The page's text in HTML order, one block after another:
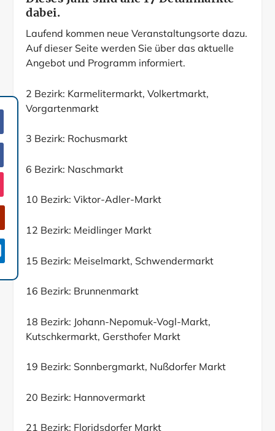
dabei.
Laufend kommen neue Veranstaltungsorte dazu.
Auf dieser Seite werden Sie über das aktuelle
Angebot und Programm informiert.
2 Bezirk: Karmelitermarkt, Volkertmarkt,
Vorgartenmarkt
3 Bezirk: Rochusmarkt
6 Bezirk: Naschmarkt
10 Bezirk: Viktor-Adler-Markt
12 Bezirk: Meidlinger Markt
15 Bezirk: Meiselmarkt, Schwendermarkt
16 Bezirk: Brunnenmarkt
18 Bezirk: Johann-Nepomuk-Vogl-Markt,
Kutschkermarkt, Gersthofer Markt
19 Bezirk: Sonnbergmarkt, Nußdorfer Markt
20 Bezirk: Hannovermarkt
21 Bezirk: Floridsdorfer Markt